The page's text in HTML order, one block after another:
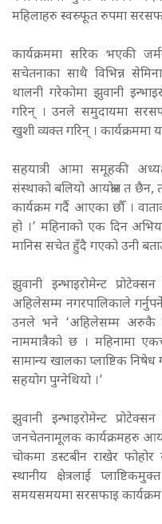
महिलाहरु स्वस्र्फूत रुपमा
कार्यक्रममा सरिक भएकी
सचेतनाका साथै विभिन्न
थालनी गरेकोमा झुवानी
गरिन् । उनले समुदायमा
खुशी व्यक्त गरिन् । कार्यक्रममा
सहयात्री आमा समूहकी
संस्थाको बलियो आयश्रोत त
कार्यक्रम गर्दै आएका छौँ ।
हो ।’ महिनाको एक दिन
मानिस सचेत हुँदै गएको उनी
झुवानी इन्भाइरोमेन्ट
अहिलेसम्म नगरपालिकाले
उनले भने ‘अहिलेसम्म अरुकै
नाममात्रैको छ । महिनामा
सामान्य खालका प्लाष्टिक निषेध
सहयोग पुग्नेथियो ।’
झुवानी इन्भाइरोमेन्ट
जनचेतनामूलक कार्यक्रमहरु
चोकमा डस्टबीन राखेर
स्थानीय क्षेत्रलाई
समयसमयमा सरसफाइ